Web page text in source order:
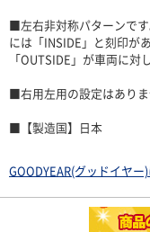
■左右非対称パターンで
には「INSIDE」と刻印が
「OUTSIDE」が車両に対
■右用左用の設定はありま
■【製造国】日本
GOODYEAR(グッドイヤー